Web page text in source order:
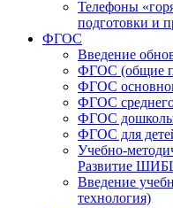
Телефоны
подготовки и
ФГОС
Введение
ФГОС (общие
ФГОС
ФГОС
ФГОС
ФГОС для
Учебно-
Развитие
Введение
технология)